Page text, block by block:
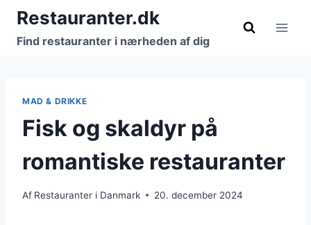
Fortsæt
indhold
Restauranter.dk
Find restauranter i nærheden af dig
MAD & DRIKKE
Fisk og skaldyr på
romantiske restauranter
Af Restauranter i Danmark 20. december 2024